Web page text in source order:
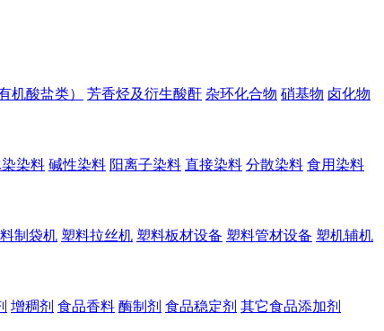
机酸盐类） 芳香烃及衍生酸酐 杂环化合物 硝基物 卤化物
染料 碱性染料 阳离子染料 直接染料 分散染料 食用染料
制袋机 塑料拉丝机 塑料板材设备 塑料管材设备 塑机辅机
增稠剂 食品香料 酶制剂 食品稳定剂 其它食品添加剂